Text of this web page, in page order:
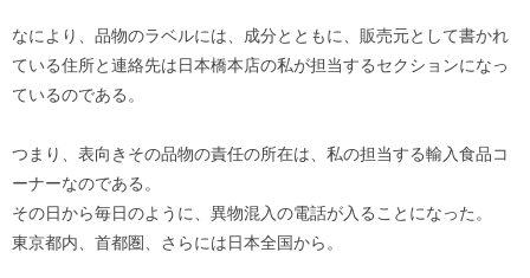
なにより、品物のラベルには、成分とともに、販売元として書かれ
ている住所と連絡先は日本橋本店の私が担当するセクションになっ
ているのである。
つまり、表向きその品物の責任の所在は、私の担当する輸入食品コ
ーナーなのである。
その日から毎日のように、異物混入の電話が入ることになった。
東京都内、首都圏、さらには日本全国から。